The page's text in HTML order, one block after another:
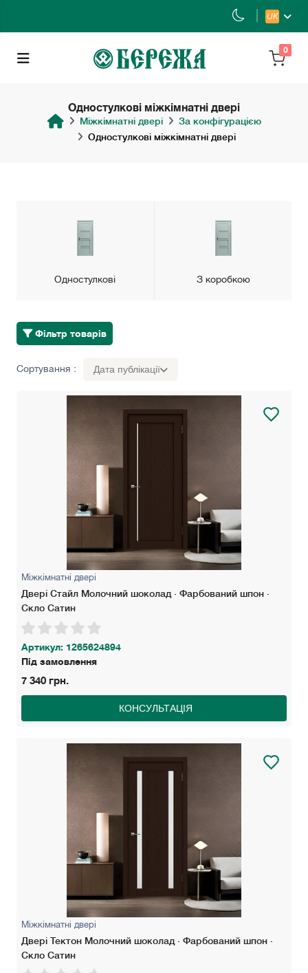
UK
0
Одностулкові міжкімнатні двері
Міжкімнатні двері
За конфігурацією
Одностулкові міжкімнатні двері
З коробкою Розпашні
Фільтр товарів
Сортування : Дата публікації
Міжкімнатні двері
Двері Стайл Молочний шоколад · Фарбований шпон ·
Скло Сатин
Артикул: 1265624894
Під замовлення
7 340 грн.
КОНСУЛЬТАЦІЯ
Міжкімнатні двері
Двері Тектон Молочний шоколад · Фарбований шпон ·
Скло Сатин